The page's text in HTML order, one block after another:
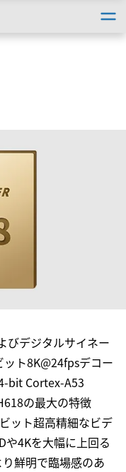
びデジタルサイネー
ト8K@24fpsデコー
bit Cortex-A53
の最大の特徴
ット超高精細なビデ
や4Kを大幅に上回る
鮮明で臨場感のあ